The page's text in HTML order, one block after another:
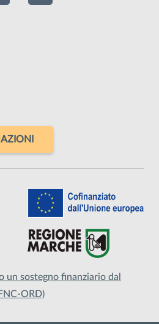
un sostegno finanziario dal
ORD)